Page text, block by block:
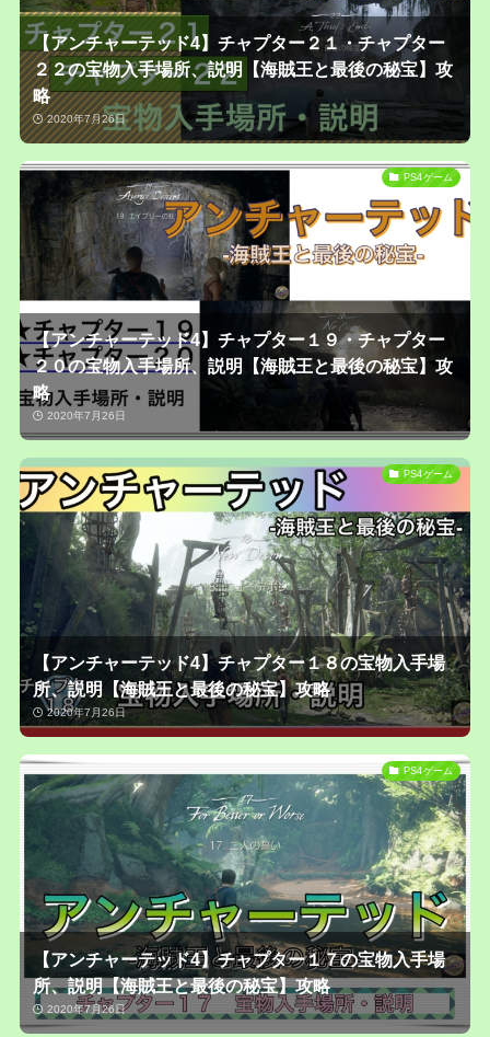
【アンチャーテッド4】チャプター２１・チャプター
２２の宝物入手場所、説明【海賊王と最後の秘宝】攻
略
2020年7月26日
PS4ゲーム
【アンチャーテッド4】チャプター１９・チャプター
２０の宝物入手場所、説明【海賊王と最後の秘宝】攻
略
2020年7月26日
PS4ゲーム
【アンチャーテッド4】チャプター１８の宝物入手場
所、説明【海賊王と最後の秘宝】攻略
2020年7月26日
PS4ゲーム
【アンチャーテッド4】チャプター１７の宝物入手場
所、説明【海賊王と最後の秘宝】攻略
2020年7月26日